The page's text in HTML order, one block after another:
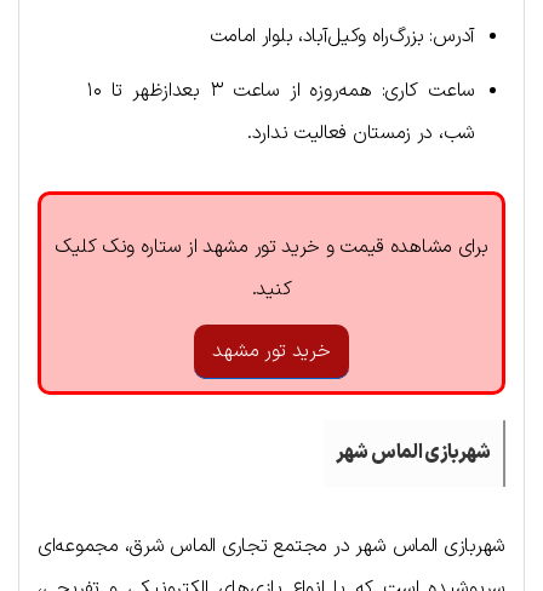
آدرس: بزرگ‌راه وکیل‌آباد، بلوار امامت
ساعت کاری: همه‌روزه از ساعت ۳ بعدازظهر تا ۱۰
شب، در زمستان فعالیت ندارد.
برای مشاهده قیمت و خرید تور مشهد از ستاره ونک کلیک
کنید.
خرید تور مشهد
شهربازی الماس شهر
شهربازی الماس شهر در مجتمع تجاری الماس شرق، مجموعه‌ای